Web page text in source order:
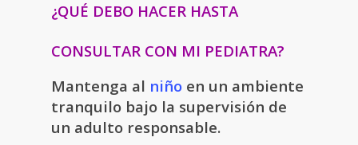
¿QUÉ DEBO HACER HASTA
CONSULTAR CON MI PEDIATRA?
Mantenga al niño en un ambiente
tranquilo bajo la supervisión de
un adulto responsable.